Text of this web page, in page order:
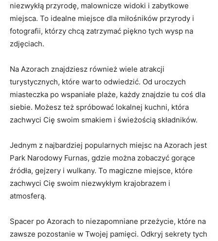
niezwykłą przyrodę, malownicze widoki i zabytkowe
miejsca. To idealne miejsce dla miłośników przyrody i
fotografii, którzy chcą zatrzymać piękno tych wysp na
zdjęciach.
Na Azorach znajdziesz również wiele atrakcji
turystycznych, które warto odwiedzić. Od uroczych
miasteczka po wspaniałe plaże, każdy znajdzie tu coś dla
siebie. Możesz też spróbować lokalnej kuchni, która
zachwyci Cię swoim smakiem i świeżością składników.
Jednym z najbardziej popularnych miejsc na Azorach jest
Park Narodowy Furnas, gdzie można zobaczyć gorące
źródła, gejzery i wulkany. To magiczne miejsce, które
zachwyci Cię swoim niezwykłym krajobrazem i
atmosferą.
Spacer po Azorach to niezapomniane przeżycie, które na
zawsze pozostanie w Twojej pamięci. Odkryj sekrety tych